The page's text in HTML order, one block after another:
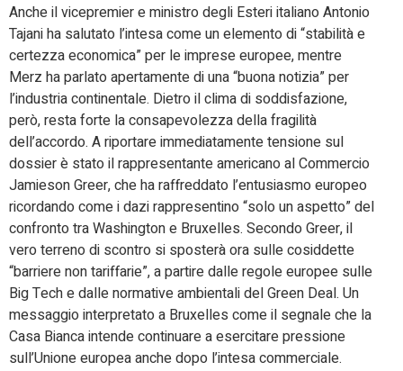
Anche il vicepremier e ministro degli Esteri italiano Antonio
Tajani ha salutato l’intesa come un elemento di “stabilità e
certezza economica” per le imprese europee, mentre
Merz ha parlato apertamente di una “buona notizia” per
l’industria continentale. Dietro il clima di soddisfazione,
però, resta forte la consapevolezza della fragilità
dell’accordo. A riportare immediatamente tensione sul
dossier è stato il rappresentante americano al Commercio
Jamieson Greer, che ha raffreddato l’entusiasmo europeo
ricordando come i dazi rappresentino “solo un aspetto” del
confronto tra Washington e Bruxelles. Secondo Greer, il
vero terreno di scontro si sposterà ora sulle cosiddette
“barriere non tariffarie”, a partire dalle regole europee sulle
Big Tech e dalle normative ambientali del Green Deal. Un
messaggio interpretato a Bruxelles come il segnale che la
Casa Bianca intende continuare a esercitare pressione
sull’Unione europea anche dopo l’intesa commerciale.